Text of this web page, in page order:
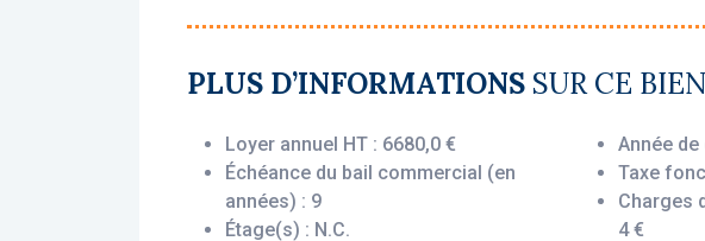
Vous bénéficiez du statut fiscal LMNP amortissable,
sur vos revenus locatifs. Le bien est exploité par un
l’acquisition, que la chambre soit occupée ou non.
Description du bien :
PLUS D’INFORMATIONS SUR CE BIEN
Loyer annuel HT : 6680,0 €
Échéance du bail commercial (en
années) : 9
Étage(s) : N.C.
Année
Taxe
Charges
4 €